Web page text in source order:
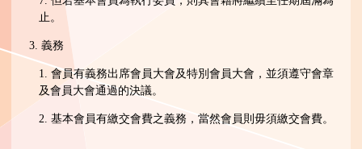
止。
3. 義務
1. 會員有義務出席會員大會及特別會員大會，並須遵守會章
及會員大會通過的決議。
2. 基本會員有繳交會費之義務，當然會員則毋須繳交會費。